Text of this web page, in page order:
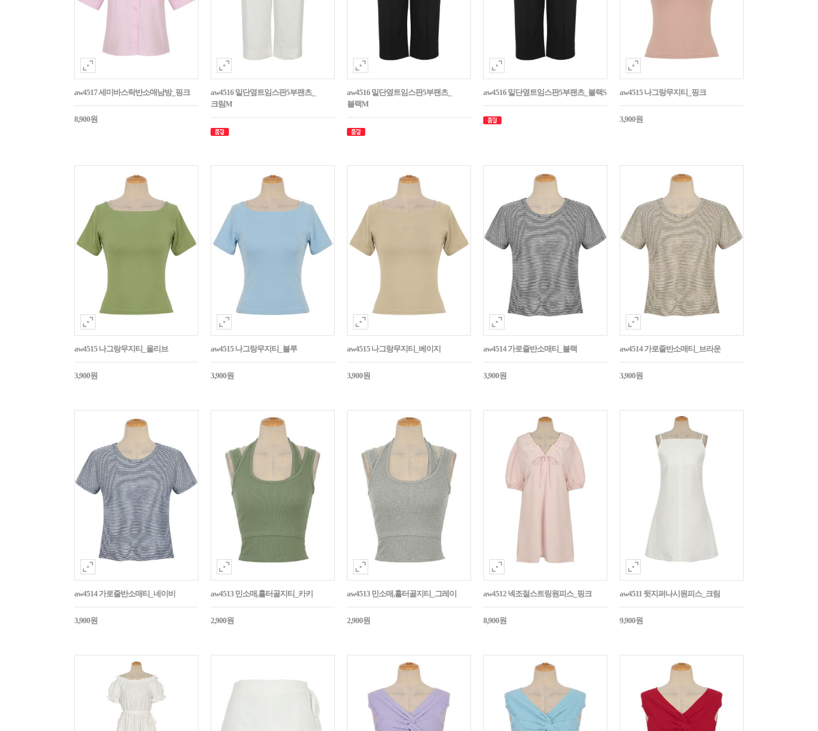
aw4517 세미바스락반소매남방_핑크
8,900원
aw4516 밑단옆트임스판5부팬츠_
크림M
aw4516 밑단옆트임스판5부팬츠_
블랙M
aw4516 밑단옆트임스판5부팬츠_블랙S aw4515 나그랑무지티_핑크
3,900원
aw4515 나그랑무지티_올리브
3,900원
aw4515 나그랑무지티_블루
3,900원
aw4515 나그랑무지티_베이지
3,900원
aw4514 가로줄반소매티_블랙
3,900원
aw4514 가로줄반소매티_브라운
3,900원
aw4514 가로줄반소매티_네이비
3,900원
aw4513 민소매,홀터골지티_카키
2,900원
aw4513 민소매,홀터골지티_그레이
2,900원
aw4512 넥조절스트링원피스_핑크
8,900원
aw4511 뒷지퍼나시원피스_크림
9,900원